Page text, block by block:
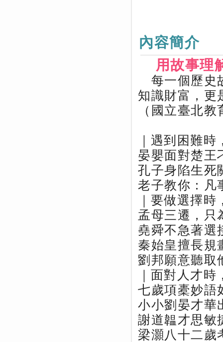
內容簡介
用故事理
每一個歷史
知識財富，更
（國立臺北
｜遇到困難
晏嬰面對楚王
孔子身陷生死
老子教你：凡
｜要做選擇
孟母三遷，只
堯舜不急著選
秦始皇擅長規
劉邦願意聽取
｜面對人才
七歲項橐妙語
小小劉晏才華
謝道韞才思敏
梁灝八十二歲